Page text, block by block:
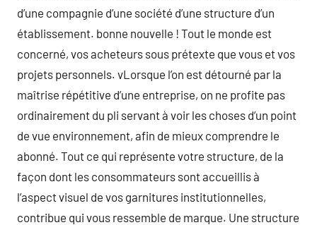
d’une compagnie d’une société d’une structure d’un
établissement. bonne nouvelle ! Tout le monde est
concerné, vos acheteurs sous prétexte que vous et vos
projets personnels. vLorsque l’on est détourné par la
maîtrise répétitive d’une entreprise, on ne profite pas
ordinairement du pli servant à voir les choses d’un point
de vue environnement, afin de mieux comprendre le
abonné. Tout ce qui représente votre structure, de la
façon dont les consommateurs sont accueillis à
l’aspect visuel de vos garnitures institutionnelles,
contribue qui vous ressemble de marque. Une structure